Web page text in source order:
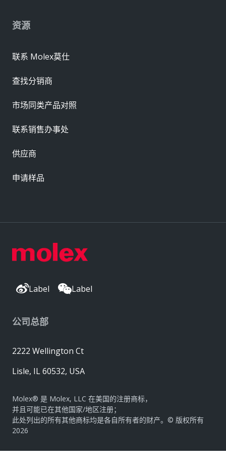
Label Label
公司总部
2222 Wellington Ct
Lisle, IL 60532, USA
Molex® 是 Molex, LLC 在美国的注册商标，
并且可能已在其他国家/地区注册；
此处列出的所有其他商标均是各自所有者的财产。© 版权所有
2026
资源
联系 Molex莫仕
查找分销商
市场同类产品对照
联系销售办事处
供应商
申请样品